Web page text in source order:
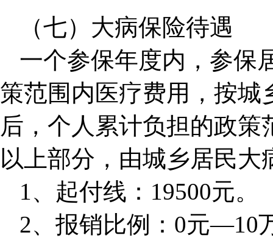
（七）大病保险待遇
一个参保年度内，参保
策范围内医疗费用，按城
后，个人累计负担的政
以上部分，由城乡居民大
1、起付线：19500元。
2、报销比例：0元—10